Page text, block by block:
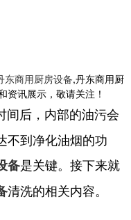
东商用厨房设备,丹东商用厨
资讯展示，敬请关注！
间后，内部的油污会
不到净化油烟的功
备是关键。接下来就
清洗的相关内容。